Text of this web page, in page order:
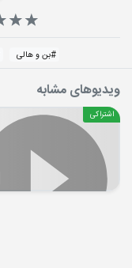
#بن و هالی
ویدیوهای مشابه
اشتراکی